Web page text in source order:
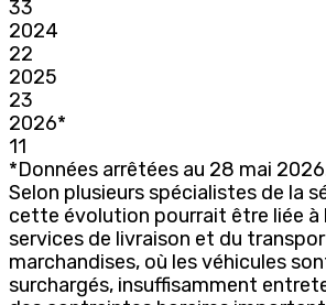
33
2024
22
2025
23
2026*
11
*Données arrêtées au 28 mai
Selon plusieurs spécialistes de la
cette évolution pourrait être liée à
services de livraison et du
marchandises, où les véhicules
surchargés, insuffisamment